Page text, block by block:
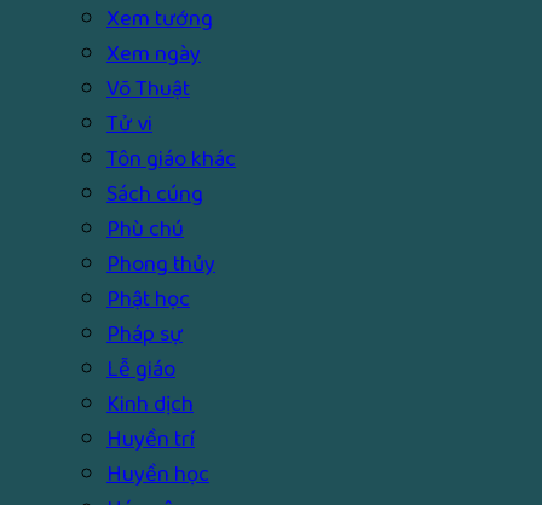
Xem tướng
Xem ngày
Võ Thuật
Tử vi
Tôn giáo khác
Sách cúng
Phù chú
Phong thủy
Phật học
Pháp sự
Lễ giáo
Kinh dịch
Huyền trí
Huyền học